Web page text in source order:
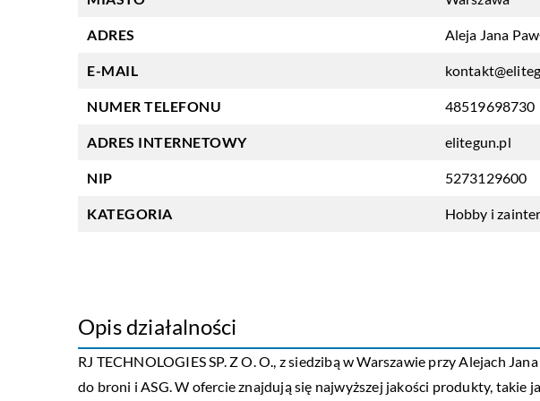
ADRES Aleja Jana
E-MAIL
NUMER TELEFONU 48519698730
ADRES INTERNETOWY elitegun.pl
NIP 5273129600
KATEGORIA Hobby i
Opis działalności
RJ TECHNOLOGIES SP. Z O. O., z siedzibą w Warszawie przy Alejach
do broni i ASG. W ofercie znajdują się najwyższej jakości produkty, takie